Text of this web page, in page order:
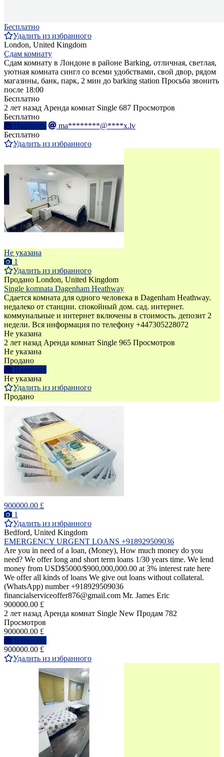
Бесплатно
Удалить из избранного
London, United Kingdom
Сдам комнату
Сдам комнату в Лондоне в районе Barking, отличная, светлая,
уютная комната сингл со всеми удобствами, свой двор, рядом
магазины, банк, парк, 2 мин до barking station Просьба звонить
после 18:00
Бесплатно
2 лет назад Аренда комнат Single 687 Просмотров
Бесплатно
Написать
ma********@****x.lv
Бесплатно
Удалить из избранного
Не указана
1
Удалить из избранного
Продано London, United Kingdom
Single komnata Dagenham Heathway
Сдается комната для одного человека в Dagenham Heathway.
недалеко от станции. спокойный дом. сад. интернет.
коммунальные и интернет включены в стоимость. депозит 2
недели. Вся информация по телефону +447305228072
Не указана
2 лет назад Аренда комнат Single 965 Просмотров
Не указана
Продано
Написать
Не указана
Удалить из избранного
Продано
900000.00 £
1
Удалить из избранного
Bedford, United Kingdom
EMERGENCY URGENT LOANS +918929509036
Are you in need of a loan, (Money), How much money do you
need? We offer long and short term loans 1/30 years time. We lend
money from USD$5000/$900,000,000.00 at 3% interest rate here
We offer all kinds of loans We give out loans without collateral.
(WhatsApp) number +918929509036
financialserviceoffer876@gmail.com Mr. James Eric
900000.00 £
2 лет назад Аренда комнат Single New Продам 782
Просмотров
900000.00 £
Написать
900000.00 £
Удалить из избранного